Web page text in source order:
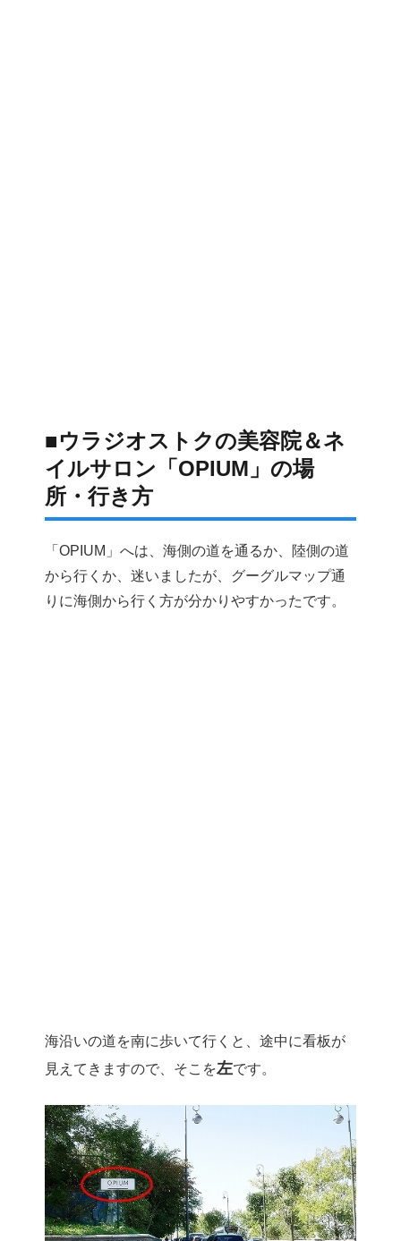
■ウラジオストクの美容院＆ネ
イルサロン「OPIUM」の場
所・行き方
「OPIUM」へは、海側の道を通るか、陸側の道
から行くか、迷いましたが、グーグルマップ通
りに海側から行く方が分かりやすかったです。
海沿いの道を南に歩いて行くと、途中に看板が
見えてきますので、そこを左です。